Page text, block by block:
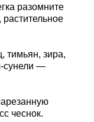
разомните
растительное
тимьян, зира,
сунели —
чеснок.